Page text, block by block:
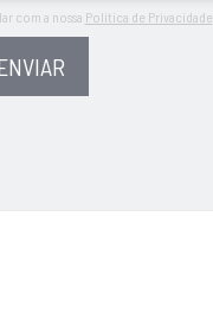
com a nossa Política de Privacidade